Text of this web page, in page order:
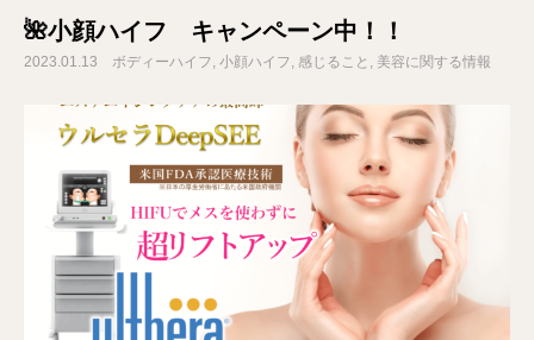
🌺小顔ハイフ キャンペーン中！！
2023.01.13 ボディーハイフ 小顔ハイフ 感じること 美容に関する情報